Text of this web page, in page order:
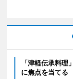
「津軽伝承料
に焦点を当てる